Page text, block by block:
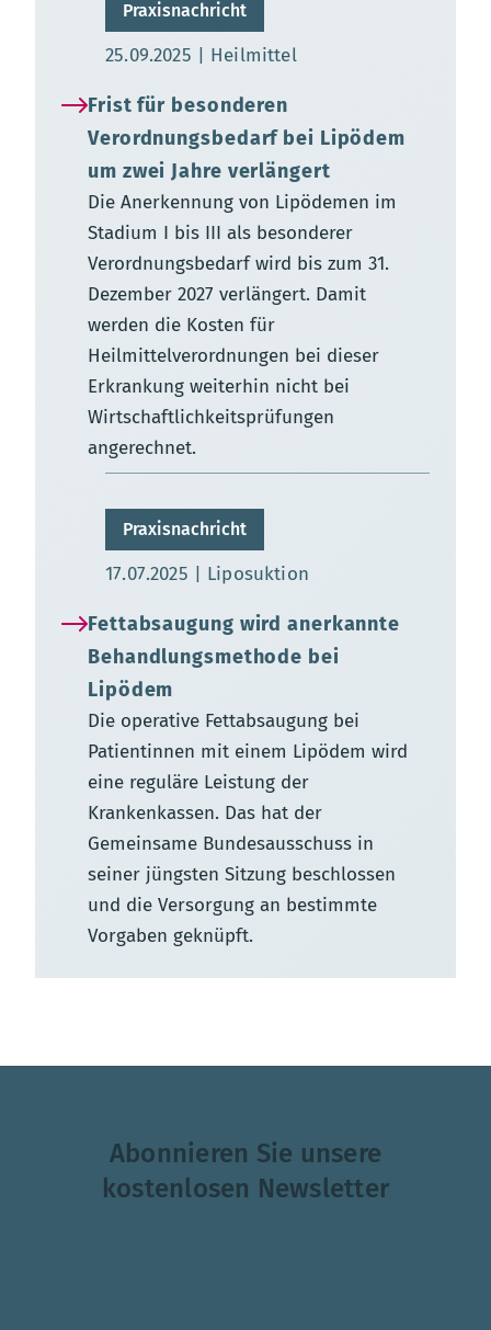
Praxisnachricht
Aktualisierungsdatum:
25.09.2025 Heilmittel
Frist für besonderen
Verordnungsbedarf bei Lipödem
um zwei Jahre verlängert
Die Anerkennung von Lipödemen im
Stadium I bis III als besonderer
Verordnungsbedarf wird bis zum 31.
Dezember 2027 verlängert. Damit
werden die Kosten für
Heilmittelverordnungen bei dieser
Erkrankung weiterhin nicht bei
Wirtschaftlichkeitsprüfungen
angerechnet.
Praxisnachricht
Aktualisierungsdatum:
17.07.2025 Liposuktion
Fettabsaugung wird anerkannte
Behandlungsmethode bei
Lipödem
Die operative Fettabsaugung bei
Patientinnen mit einem Lipödem wird
eine reguläre Leistung der
Krankenkassen. Das hat der
Gemeinsame Bundesausschuss in
seiner jüngsten Sitzung beschlossen
und die Versorgung an bestimmte
Vorgaben geknüpft.
Abonnieren Sie unsere
kostenlosen Newsletter